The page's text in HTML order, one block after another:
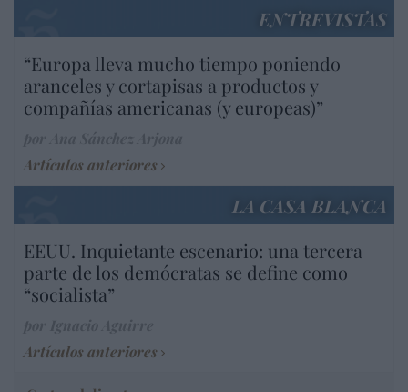
ENTREVISTAS
“Europa lleva mucho tiempo poniendo
aranceles y cortapisas a productos y
compañías americanas (y europeas)”
Artículos anteriores
LA CASA BLANCA
EEUU. Inquietante escenario: una tercera
parte de los demócratas se define como
“socialista”
Artículos anteriores